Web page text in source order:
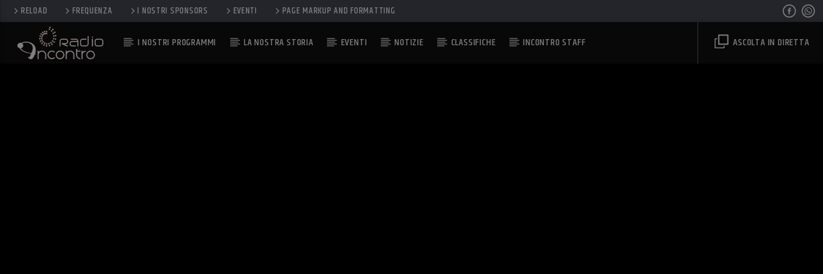
RELOAD FREQUENZA I NOSTRI SPONSORS EVENTI PAGE MARKUP AND FORMATTING
I NOSTRI PROGRAMMI LA NOSTRA STORIA EVENTI NOTIZIE CLASSIFICHE INCONTRO STAFF ASCOLTA IN DIRETTA